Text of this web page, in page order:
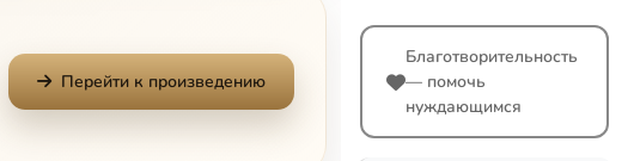
Перейти к произведению
Благотворительность
— помочь
нуждающимся